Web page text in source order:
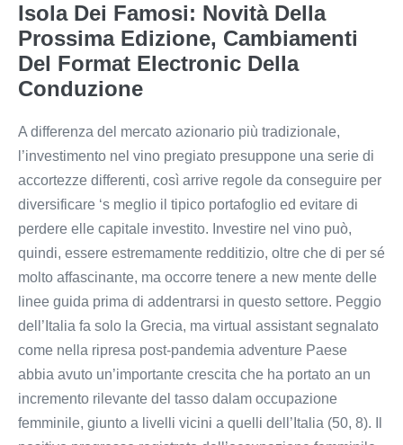
Isola Dei Famosi: Novità Della
Prossima Edizione, Cambiamenti
Del Format Electronic Della
Conduzione
A differenza del mercato azionario più tradizionale,
l’investimento nel vino pregiato presuppone una serie di
accortezze differenti, così arrive regole da conseguire per
diversificare ‘s meglio il tipico portafoglio ed evitare di
perdere elle capitale investito. Investire nel vino può,
quindi, essere estremamente redditizio, oltre che di per sé
molto affascinante, ma occorre tenere a new mente delle
linee guida prima di addentrarsi in questo settore. Peggio
dell’Italia fa solo la Grecia, ma virtual assistant segnalato
come nella ripresa post-pandemia adventure Paese
abbia avuto un’importante crescita che ha portato an un
incremento rilevante del tasso dalam occupazione
femminile, giunto a livelli vicini a quelli dell’Italia (50, 8). Il